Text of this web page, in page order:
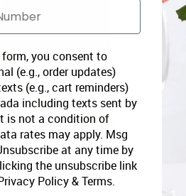
Fromage & Craquelins
Bloomex: 54,99 $
you consent to
(e.g., order updates)
(e.g., cart reminders)
including texts sent by
is not a condition of
rates may apply. Msg
at any time by
the unsubscribe link
Policy&Terms.